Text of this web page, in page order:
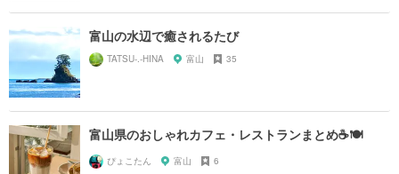
富山の水辺で癒されるたび
TATSU-.-HINA 富山 35
富山県のおしゃれカフェ・レストランまとめ☕️🍽
ぴょこたん 富山 6